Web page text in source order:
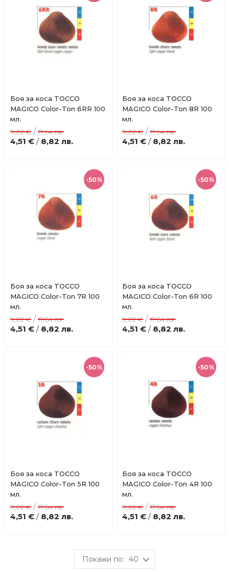
Добави
в
Купи
Боя за коса TOCCO
MAGICO Color-Ton 6RR 100
мл.
4,51 € / 8,82 лв.
9,02 € /17,64 лв.
Добави
в
Купи
Боя за коса TOCCO
MAGICO Color-Ton 8R 100
мл.
4,51 € / 8,82 лв.
9,02 € /17,64 лв.
-50%
Добави
в
Купи
Боя за коса TOCCO
MAGICO Color-Ton 7R 100
мл.
4,51 € / 8,82 лв.
9,02 € /17,64 лв.
-50%
Добави
в
Купи
Боя за коса TOCCO
MAGICO Color-Ton 6R 100
мл.
4,51 € / 8,82 лв.
9,02 € /17,64 лв.
-50%
Добави
в
Купи
Боя за коса TOCCO
MAGICO Color-Ton 5R 100
мл.
4,51 € / 8,82 лв.
9,02 € /17,64 лв.
-50%
Добави
в
Купи
Боя за коса TOCCO
MAGICO Color-Ton 4R 100
мл.
4,51 € / 8,82 лв.
9,02 € /17,64 лв.
40